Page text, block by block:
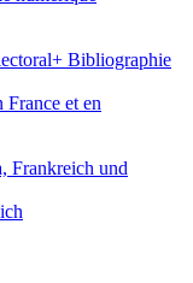
Bibliographie
France et en
Frankreich und